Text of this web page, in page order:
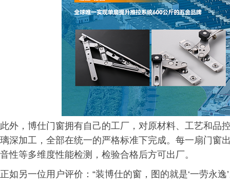
此外，博仕门窗拥有自己的工厂，对原材料、工艺和
璃深加工，全部在统一的严格标准下完成。每一扇门窗
音性等多维度性能检测，检验合格后方可出厂。
正如另一位用户评价：“装博仕的窗，图的就是‘一劳永逸’